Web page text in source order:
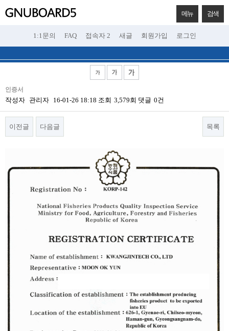
메뉴 검색
1:1문의 FAQ 접속자 2 새글 회원가입 로그인
인증서
작성자 관리자 16-01-26 18:18 조회 3,579회 댓글 0건
이전글 다음글 목록